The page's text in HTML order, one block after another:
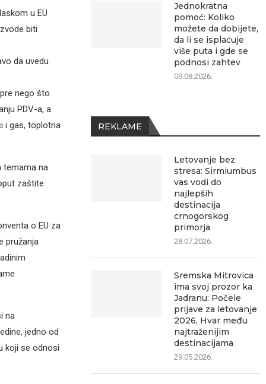
u EU
biti
da uvedu
nego što
PDV-a, a
i gas, toplotna
temama na
zaštite
o EU za
pružanja
na
jedno od
koji se odnosi
Jednokratna
pomoć: Koliko
možete da dobijete,
da li se isplaćuje
više puta i gde se
podnosi zahtev
09.08.2026.
REKLAME
Letovanje bez
stresa: Sirmiumbus
vas vodi do
najlepših
destinacija
crnogorskog
primorja
28.07.2026.
Sremska Mitrovica
ima svoj prozor ka
Jadranu: Počele
prijave za letovanje
2026, Hvar među
najtraženijim
destinacijama
29.05.2026.